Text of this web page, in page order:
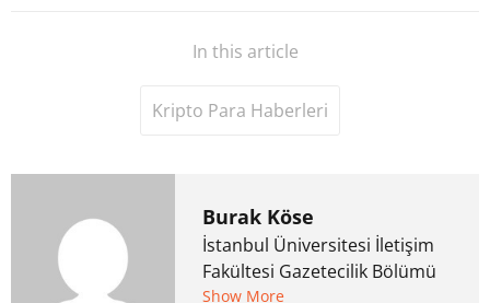
In this article
Kripto Para Haberleri
Burak Köse
İstanbul Üniversitesi İletişim
Fakültesi Gazetecilik Bölümü
mezunu. 6 yıl ana akım
Show More